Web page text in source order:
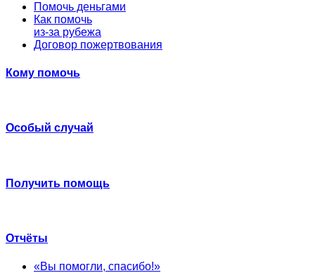
Помочь деньгами
Как помочь
из-за рубежа
Договор пожертвования
Кому помочь
Особый случай
Получить помощь
Отчёты
«Вы помогли, спасибо!»